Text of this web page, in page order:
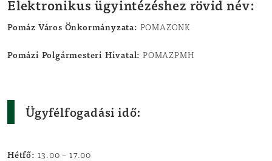
Elektronikus ügyintézéshez rövid név:
Pomáz Város Önkormányzata: POMAZONK
Pomázi Polgármesteri Hivatal: POMAZPMH
Ügyfélfogadási idő:
Hétfő: 13.00 – 17.00